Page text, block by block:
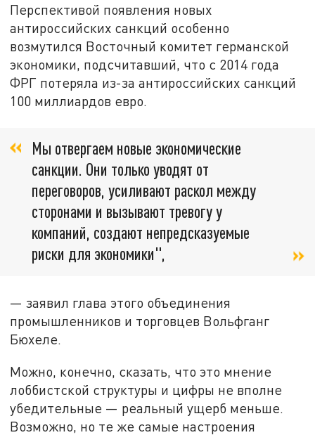
Перспективой появления новых
антироссийских санкций особенно
возмутился Восточный комитет германской
экономики, подсчитавший, что с 2014 года
ФРГ потеряла из-за антироссийских санкций
100 миллиардов евро.
Мы отвергаем новые экономические
санкции. Они только уводят от
переговоров, усиливают раскол между
сторонами и вызывают тревогу у
компаний, создают непредсказуемые
риски для экономики",
— заявил глава этого объединения
промышленников и торговцев Вольфганг
Бюхеле.
Можно, конечно, сказать, что это мнение
лоббистской структуры и цифры не вполне
убедительные — реальный ущерб меньше.
Возможно, но те же самые настроения